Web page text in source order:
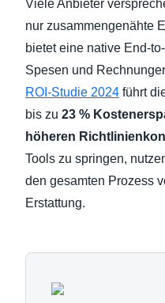
Viele Anbieter
nur zusammengenähte
bietet eine native End-
Spesen und
ROI-Studie 2024 führt
bis zu 23 %
höheren
Tools zu springen,
den gesamten Prozess
Erstattung.